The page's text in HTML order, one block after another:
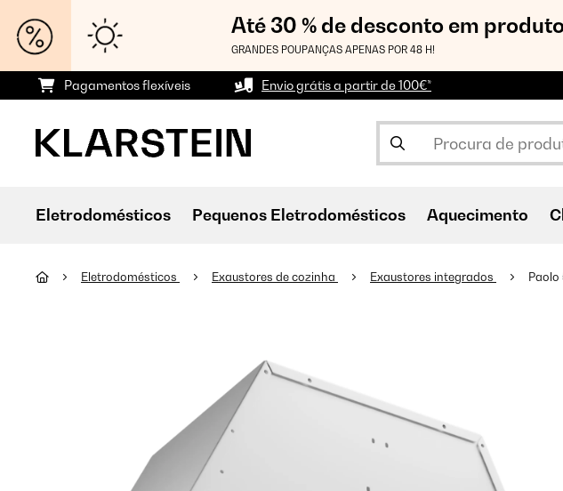
Até 30 % de desconto em
GRANDES POUPANÇAS APENAS POR 48 H!
Pagamentos flexíveis Envio grátis a partir de 100€*
Eletrodomésticos Pequenos Eletrodomésticos Aquecimento
Eletrodomésticos Exaustores de cozinha Exaustores integrados